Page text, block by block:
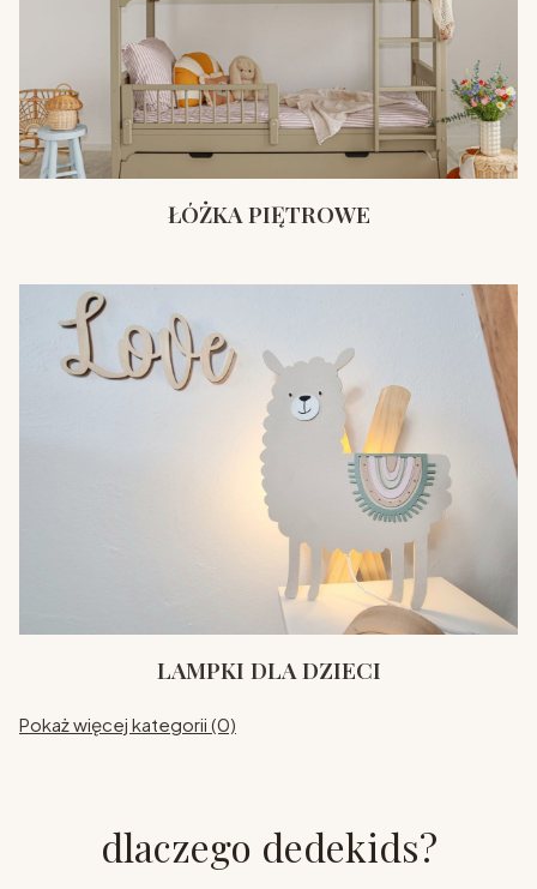
ŁÓŻKA PIĘTROWE
LAMPKI DLA DZIECI
Pokaż więcej kategorii (0)
dlaczego dedekids?